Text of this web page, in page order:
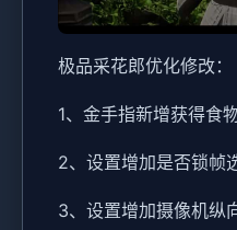
极品采花郎优化修改：
1、金手指新增获得食
2、设置增加是否锁帧
3、设置增加摄像机纵